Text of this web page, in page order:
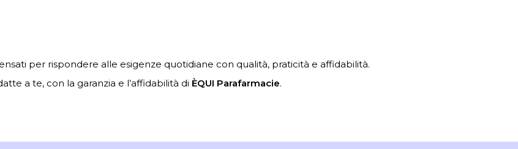
per rispondere alle esigenze quotidiane con qualità, praticità e affidabilità.
a te, con la garanzia e l’affidabilità di ÈQUI Parafarmacie.